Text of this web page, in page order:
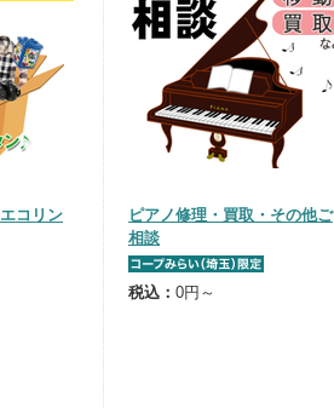
コリン
ピアノ修理・買取・その他ご
相談
税込： 0円～